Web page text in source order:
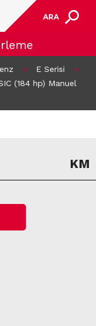
ARA
> E Serisi
>
(184 hp) Manuel
KM